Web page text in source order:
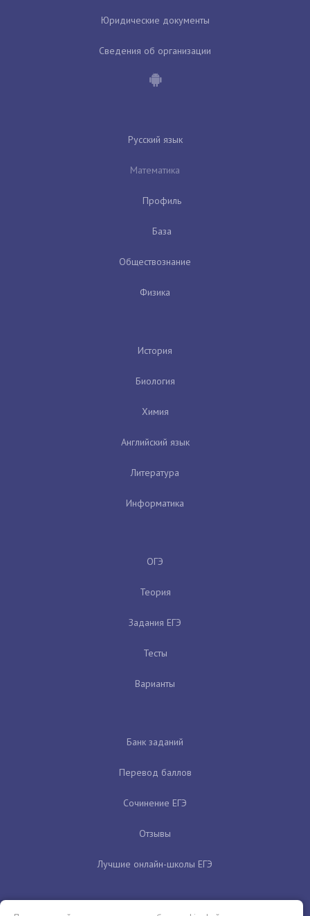
Юридические документы
Сведения об организации
Русский язык
Математика
Профиль
База
Обществознание
Физика
История
Биология
Химия
Английский язык
Литература
Информатика
ОГЭ
Теория
Задания ЕГЭ
Тесты
Варианты
Банк заданий
Перевод баллов
Сочинение ЕГЭ
Отзывы
Лучшие онлайн-школы ЕГЭ